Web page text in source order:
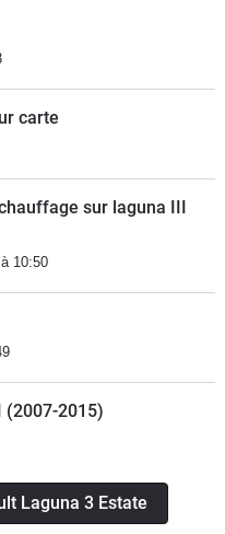
carte
sur laguna III
10:50
(2007-2015)
Laguna 3 Estate